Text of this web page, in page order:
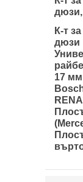
дюзи,
К-т
дюзи
17